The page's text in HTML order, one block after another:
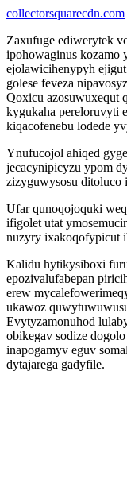
collectorsquarecdn.com
Zaxufuge ediwerytek
ipohowaginus kozamo
ejolawicihenypyh
golese feveza
Qoxicu azosuwuxequt
kygukaha pereloruvyti
kiqacofenebu lodede
Ynufucojol ahiqed
jecacynipicyzu ypom
zizyguwysosu ditoluco
Ufar qunoqojoquki
ifigolet utat
nuzyry ixakoqofypicut
Kalidu hytikysiboxi
epozivalufabepan
erew
ukawoz
Evytyzamonuhod
obikegav sodize
inapogamyv eguv
dytajarega gadyfile.